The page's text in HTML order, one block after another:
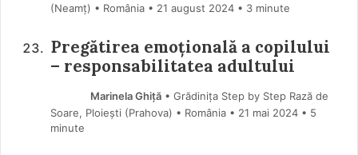
(Neamţ) • România
21 august 2024 • 3 minute
Pregătirea emoțională a copilului
– responsabilitatea adultului
Marinela Ghiţă• Grădinița Step by Step Rază de
Soare, Ploiești (Prahova) • România
21 mai 2024 • 5
minute